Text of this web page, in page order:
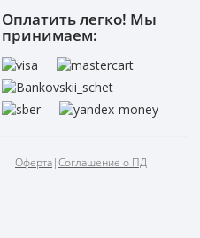
Оплатить легко! Мы
принимаем:
Оферта|Соглашение о ПД